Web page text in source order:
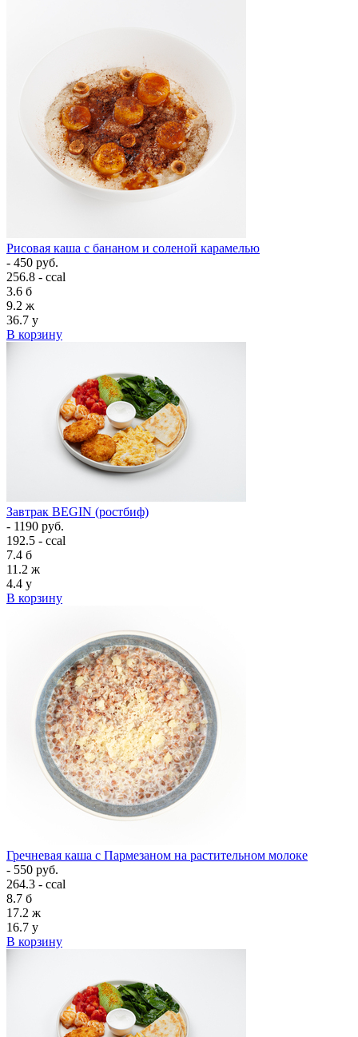
Рисовая каша с бананом и соленой карамелью
- 450 руб.
256.8 - ccal
3.6 б
9.2 ж
36.7 у
В корзину
Завтрак BEGIN (ростбиф)
- 1190 руб.
192.5 - ccal
7.4 б
11.2 ж
4.4 у
В корзину
Гречневая каша с Пармезаном на растительном молоке
- 550 руб.
264.3 - ccal
8.7 б
17.2 ж
16.7 у
В корзину